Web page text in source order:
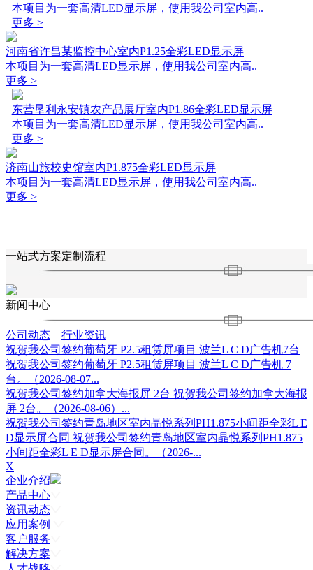
本项目为一套高清LED显示屏，使用我公司室内高..
更多 >
河南省许昌某监控中心室内P1.25全彩LED显示屏
本项目为一套高清LED显示屏，使用我公司室内高..
更多 >
东营垦利永安镇农产品展厅室内P1.86全彩LED显示屏
本项目为一套高清LED显示屏，使用我公司室内高..
更多 >
济南山旅校史馆室内P1.875全彩LED显示屏
本项目为一套高清LED显示屏，使用我公司室内高..
更多 >
一站式方案定制流程
新闻中心
公司动态
行业资讯
祝贺我公司签约葡萄牙 P2.5租赁屏项目 波兰L C D广告机7台
祝贺我公司签约葡萄牙 P2.5租赁屏项目 波兰L C D广告机 7
台。（2026-08-07...
祝贺我公司签约加拿大海报屏 2台 祝贺我公司签约加拿大海报
屏 2台。（2026-08-06）...
祝贺我公司签约青岛地区室内晶悦系列PH1.875小间距全彩L E
D显示屏合同 祝贺我公司签约青岛地区室内晶悦系列PH1.875
小间距全彩L E D显示屏合同。（2026-...
X
企业介绍
产品中心
资讯动态
应用案例
客户服务
解决方案